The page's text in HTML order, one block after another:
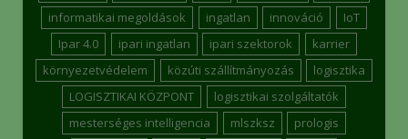
informatikai megoldások
ingatlan innováció
IoT
Ipar 4.0
ipari ingatlan ipari szektorok
karrier
környezetvédelem
közúti szállítmányozás
logisztika
LOGISZTIKAI KÖZPONT
logisztikai szolgáltatók
mesterséges intelligencia
mlszksz
prologis